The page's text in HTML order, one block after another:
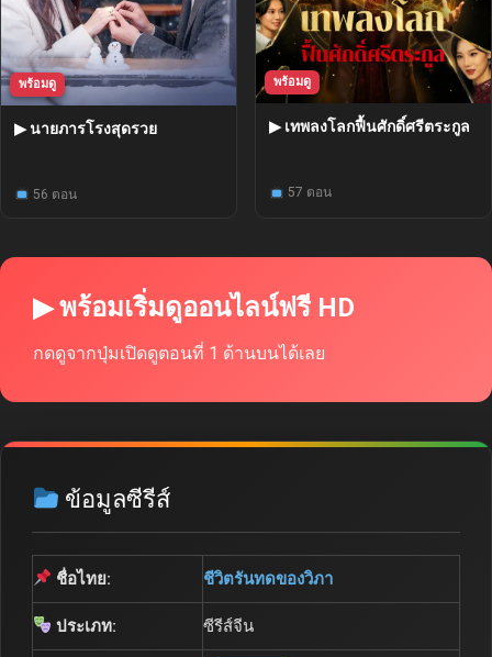
พร้อมดู
▶ นายภารโรงสุดรวย
56 ตอน
พร้อมดู
▶ เทพลงโลกฟื้นศักดิ์ศรีตระกูล
57 ตอน
▶ พร้อมเริ่มดูออนไลน์ฟรี HD
กดดูจากปุ่มเปิดดูตอนที่ 1 ด้านบนได้เลย
ข้อมูลซีรีส์
ชื่อไทย: ชีวิตรันทดของวิภา
ประเภท: ซีรีส์จีน